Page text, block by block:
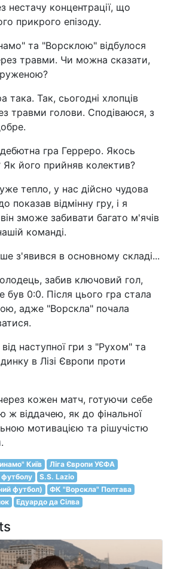
нестачу концентрації, що
прикрого епізоду.
та "Ворсклою" відбулося
травми. Чи можна сказати,
така. Так, сьогодні хлопців
травми голови. Сподіваюся, з
гра Герреро. Якось
Як його прийняв колектив?
тепло, у нас дійсно чудова
показав відмінну гру, і я
зможе забивати багато м'ячів
команді.
з'явився в основному складі...
забив ключовий гол,
був 0:0. Після цього гра стала
адже "Ворскла" почала
від наступної гри з "Рухом" та
в Лізі Європи проти
кожен матч, готуючи себе
ж віддачею, як до фінальної
мотивацією та рішучістю
Київ
Ліга Європи УЄФА
футболу
S.S. Lazio
футбол)
ФК "Ворскла" Полтава
Едуардо да Сілва